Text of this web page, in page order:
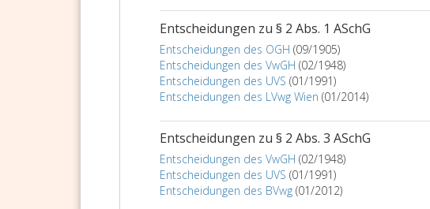
Entscheidungen zu § 2 Abs. 1 ASchG
Entscheidungen des OGH (09/1905)
Entscheidungen des VwGH (02/1948)
Entscheidungen des UVS (01/1991)
Entscheidungen des LVwg Wien (01/2014)
Entscheidungen zu § 2 Abs. 3 ASchG
Entscheidungen des VwGH (02/1948)
Entscheidungen des UVS (01/1991)
Entscheidungen des BVwg (01/2012)